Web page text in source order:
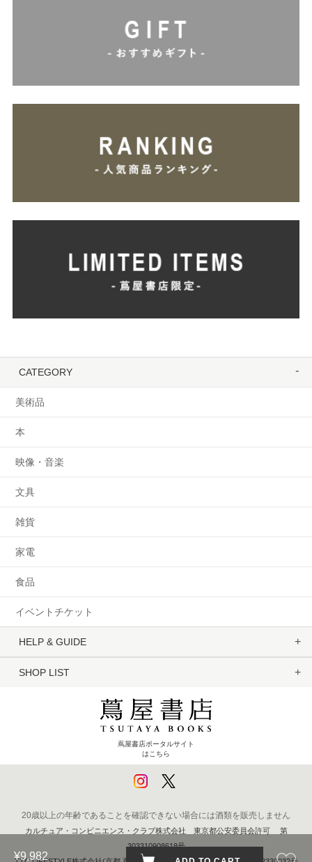
¥9,982
CATEGORY
美術品
本
映像・音楽
文具
雑貨
家電
食品
イベントチケット
HELP & GUIDE
SHOP LIST
蔦屋書店ポータルサイト
はこちら
20歳以上の年齢であることを確認できない場合には酒類を販売しません
カルチュア・コンビニエンス・クラブ株式会社 東京都公安委員会許可 第
303310908618号